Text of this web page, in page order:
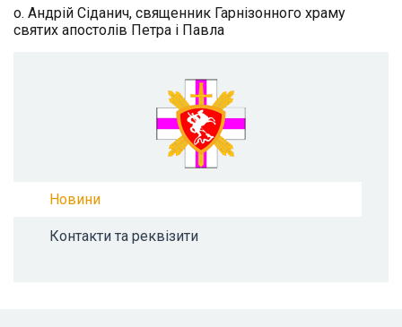
о. Андрій Сіданич, священник Гарнізонного храму
святих апостолів Петра і Павла
Новини
Контакти та реквізити